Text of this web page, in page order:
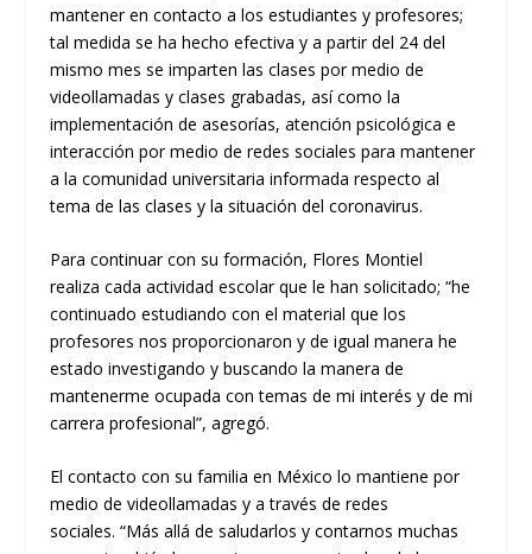
mantener en contacto a los estudiantes y profesores;
tal medida se ha hecho efectiva y a partir del 24 del
mismo mes seimparten las clases por medio de
videollamadas y clases grabadas, así como la
implementación de asesorías, atención psicológica e
interacción por medio de redes sociales para mantener
a la comunidad universitaria informada respecto al
tema de las clases y la situación del coronavirus.
Para continuar con su formación, Flores Montiel
realiza cada actividad escolar que le han solicitado; “he
continuado estudiando con el material que los
profesores nos proporcionaron y de igual manera he
estado investigando y buscando la manera de
mantenerme ocupada con temas de mi interés y de mi
carrera profesional”, agregó.
El contacto con su familia en México lo mantiene por
medio de videollamadas y a través de redes
sociales. “Más allá de saludarlos y contarnos muchas